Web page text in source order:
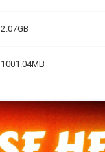
2.07GB
1001.04MB